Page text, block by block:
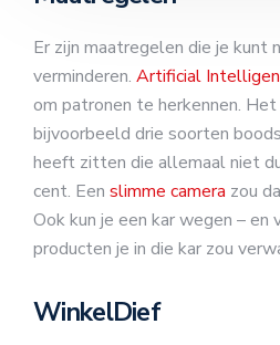
Er zijn maatregelen die je kunt
verminderen. Artificial
om patronen te herkennen.
bijvoorbeeld drie soorten
heeft zitten die allemaal niet
cent. Een slimme camera zou
Ook kun je een kar wegen –
producten je in die kar zou
WinkelDief